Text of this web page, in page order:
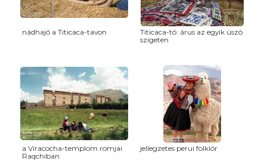
nádhajó a Titicaca-tavon
Titicaca-tó: árus az egyik úszó
szigeten
a Viracocha-templom romjai
Raqchiban
jellegzetes perui folklór